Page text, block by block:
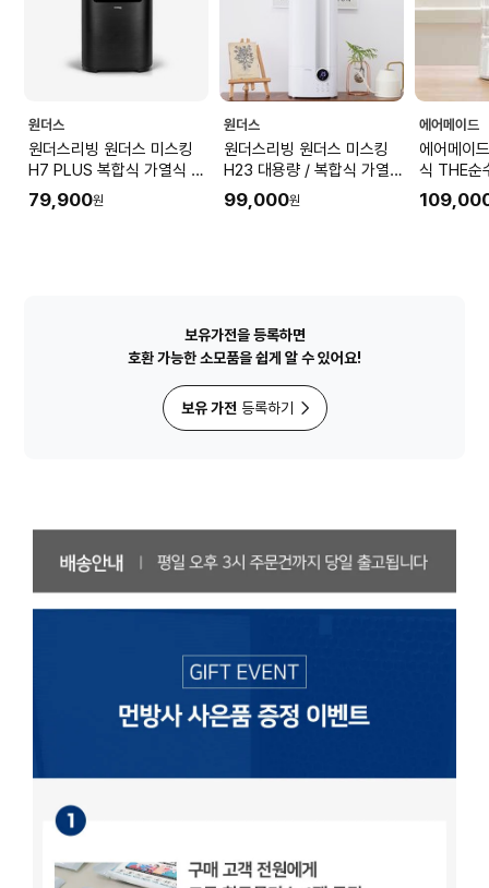
원더스
원더스리빙 원더스 미스킹
H7 PLUS 복합식 가열식 가
습기
79,900원
원더스
원더스리빙 원더스 미스킹
H23 대용량 / 복합식 가열식
가습기 / 10L / UV-C살균
99,000원
에어메이드
에어메이
식 THE순
AMH-
보유가전을 등록하면
호환 가능한 소모품을 쉽게 알 수 있어요!
보유 가전 등록하기